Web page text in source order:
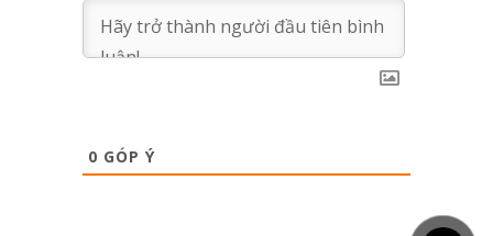
0 GÓP Ý